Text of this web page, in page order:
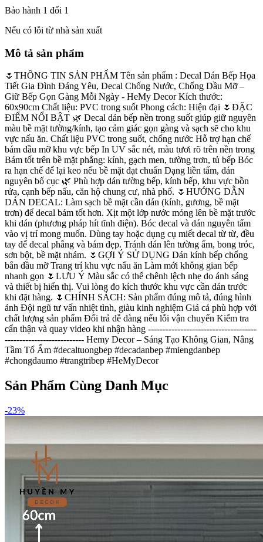
Bảo hành 1 đổi 1
Nếu có lỗi từ nhà sản xuất
Mô tả sản phẩm
🌷THÔNG TIN SẢN PHẨM Tên sản phẩm : Decal Dán Bếp Họa
Tiết Gia Đình Đáng Yêu, Decal Chống Nước, Chống Dầu Mỡ –
Giữ Bếp Gọn Gàng Mỗi Ngày - HeMy Decor Kích thước:
60x90cm Chất liệu: PVC trong suốt Phong cách: Hiện đại 🌷ĐẶC
ĐIỂM NỔI BẬT 🌿 Decal dán bếp nền trong suốt giúp giữ nguyên
màu bề mặt tường/kính, tạo cảm giác gọn gàng và sạch sẽ cho khu
vực nấu ăn. Chất liệu PVC trong suốt, chống nước Hỗ trợ hạn chế
bám dầu mỡ khu vực bếp In UV sắc nét, màu tươi rõ trên nền trong
Bám tốt trên bề mặt phẳng: kính, gạch men, tường trơn, tủ bếp Bóc
ra hạn chế để lại keo nếu bề mặt đạt chuẩn Dạng liền tấm, dán
nguyên bố cục 🌿 Phù hợp dán tường bếp, kính bếp, khu vực bồn
rửa, cạnh bếp nấu, căn hộ chung cư, nhà phố. 🌷HƯỚNG DẪN
DÁN DECAL: Làm sạch bề mặt cần dán (kính, gương, bề mặt
trơn) để decal bám tốt hơn. Xịt một lớp nước mỏng lên bề mặt trước
khi dán (phương pháp hít tĩnh điện). Bóc decal và dán nguyên tấm
vào vị trí mong muốn. Dùng tay hoặc dụng cụ miết decal từ từ, đều
tay để decal phẳng và bám đẹp. Tránh dán lên tường ẩm, bong tróc,
sơn bột, bề mặt nhám. 🌷GỢI Ý SỬ DỤNG Dán kính bếp chống
bắn dầu mỡ Trang trí khu vực nấu ăn Làm mới không gian bếp
nhanh gọn 🌷LƯU Ý Màu sắc có thể chênh lệch nhẹ do ánh sáng
và thiết bị hiển thị. Vui lòng đo kích thước khu vực cần dán trước
khi đặt hàng. 🌷CHÍNH SÁCH: Sản phẩm đúng mô tả, đúng hình
ảnh Đội ngũ tư vấn nhiệt tình, giàu kinh nghiệm Giá cả phù hợp với
chất lượng sản phẩm Đổi trả dễ dàng nếu lỗi vận chuyển Kiểm tra
cẩn thận và quay video khi nhận hàng -------------------------------------
--------------------------- Hemy Decor – Sáng Tạo Không Gian, Nâng
Tầm Tổ Ấm #decaltuongbep #decadanbep #miengdanbep
#chongdaumo #trangtribep #HeMyDecor
Sản Phẩm Cùng Danh Mục
-23%